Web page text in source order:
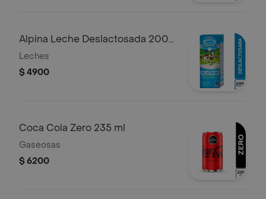
Alpina Leche Deslactosada 200
ml
Leches
$ 4900
Coca Cola Zero 235 ml
Gaseosas
$ 6200